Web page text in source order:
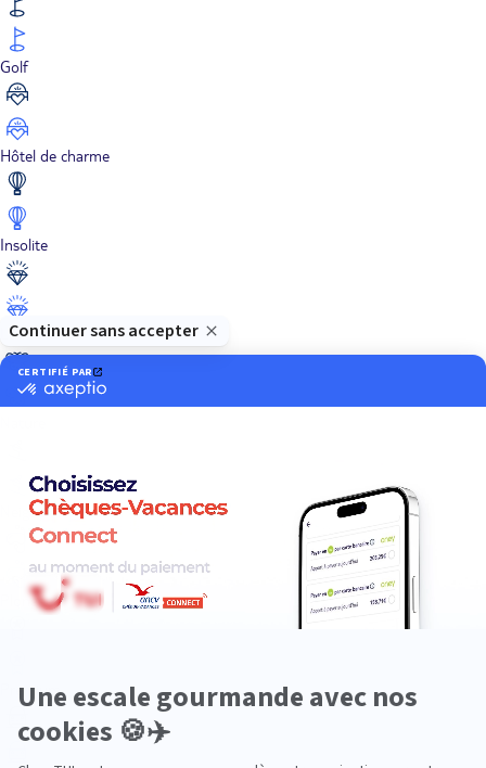
Golf
Hôtel de charme
Insolite
Luxe
Neige
Plongée
Premium